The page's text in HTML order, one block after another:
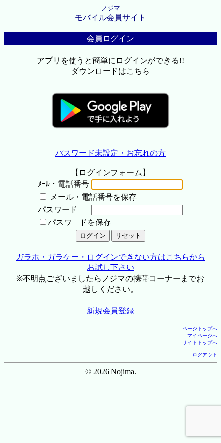
ノジマ
モバイル会員サイト
会員ログイン
アプリを使うと簡単にログインができる!!
ダウンロードはこちら
パスワード未設定・お忘れの方
【ログインフォーム】
ﾒｰﾙ・電話番号
メール・電話番号を保存
パスワード
パスワードを保存
ガラホ・ガラケー・ログインできない方はこちらから
お試し下さい
※不明点ございましたらノジマの携帯コーナーまでお
越しください。
新規会員登録
ページトップへ
マイページへ
サイトトップへ
ログアウト
© 2026 Nojima.